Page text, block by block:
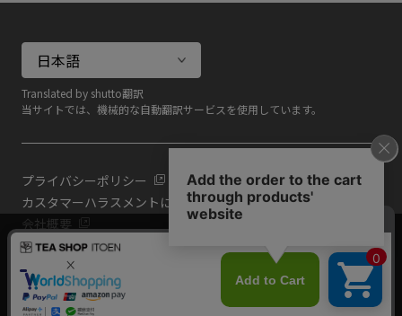
Translated by shutto翻訳
当サイトでは、機械的な自動翻訳サービスを使用しています。
プライバシーポリシー
カスタマーハラスメントに対する基本方針
会社概要
共通規約
よくある質問（共通）
当サイトでは利用体験の向上およびコンテンツの最適な提供、ト
ラフィックの分析を目的としてCookieを使用しています。
サイトの閲覧を継続された場合、Cookieの利用に同意したものと
いたします。